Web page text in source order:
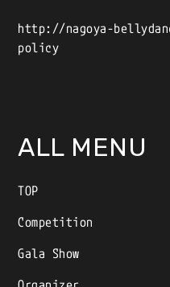
http://nagoya-
policy
ALL MENU
TOP
Competition
Gala Show